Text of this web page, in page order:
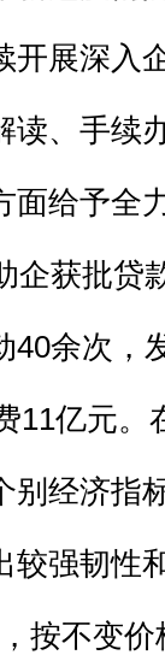
开展深入
读、手续
面给予全
企获批贷
40余次，
11亿元。
别经济指
较强韧性
按不变